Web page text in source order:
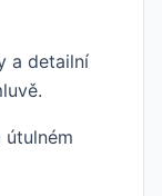
a detailní
útulném